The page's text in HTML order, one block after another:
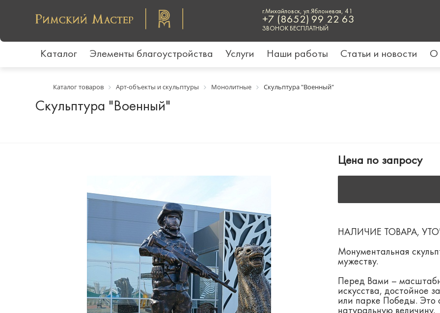
г.Михайловск, ул.Яблоневая, 41
+7 (8652) 99 22 63
ЗВОНОК БЕСПЛАТНЫЙ
Каталог Элементы благоустройства Услуги Наши работы Статьи и новости О
Каталог товаров Арт-объекты и скульптуры Монолитные Скульптура "Военный"
Скульптура "Военный"
Цена по запросу
НАЛИЧИЕ ТОВАРА,
Монументальная
мужеству.
Перед Вами –
искусства, достойное
или парке Победы. Это
натуральную величину.